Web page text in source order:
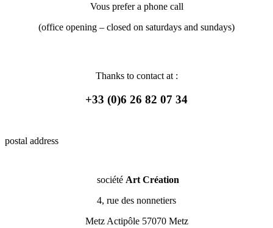
Vous prefer a phone call
(office opening – closed on saturdays and sundays)
Thanks to contact at :
+33 (0)6 26 82 07 34
postal address
société Art Création
4, rue des nonnetiers
Metz Actipôle 57070 Metz